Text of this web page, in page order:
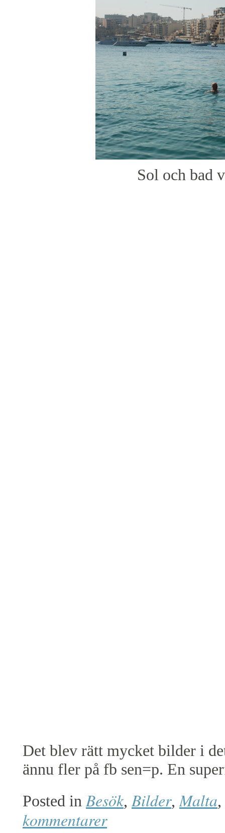
Sol och bad
Det blev rätt mycket bilder i
ännu fler på fb sen=p. En
Posted in Besök, Bilder,Malta,
kommentarer